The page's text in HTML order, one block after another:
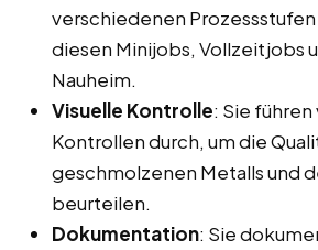
verschiedenen Prozessstufen
diesen Minijobs, Vollzeitjobs
Nauheim.
Visuelle Kontrolle: Sie führen
Kontrollen durch, um die
geschmolzenen Metalls und
beurteilen.
Dokumentation: Sie